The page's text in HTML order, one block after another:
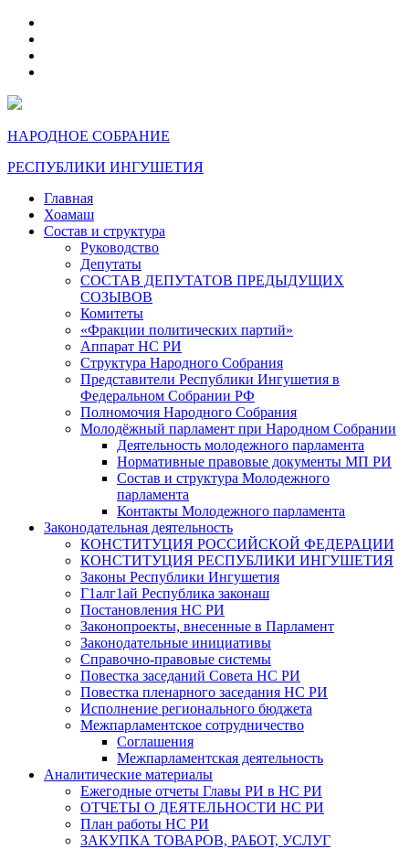
НАРОДНОЕ СОБРАНИЕ
РЕСПУБЛИКИ ИНГУШЕТИЯ
Главная
Хоамаш
Состав и структура
Руководство
Депутаты
СОСТАВ ДЕПУТАТОВ ПРЕДЫДУЩИХ
СОЗЫВОВ
Комитеты
«Фракции политических партий»
Аппарат НС РИ
Структура Народного Собрания
Представители Республики Ингушетия в
Федеральном Собрании РФ
Полномочия Народного Собрания
Молодёжный парламент при Народном Собрании
Деятельность молодежного парламента
Нормативные правовые документы МП РИ
Состав и структура Молодежного
парламента
Контакты Молодежного парламента
Законодательная деятельность
КОНСТИТУЦИЯ РОССИЙСКОЙ ФЕДЕРАЦИИ
КОНСТИТУЦИЯ РЕСПУБЛИКИ ИНГУШЕТИЯ
Законы Республики Ингушетия
Г1алг1ай Республика законаш
Постановления НС РИ
Законопроекты, внесенные в Парламент
Законодательные инициативы
Справочно-правовые системы
Повестка заседаний Совета НС РИ
Повестка пленарного заседания НС РИ
Исполнение регионального бюджета
Межпарламентское сотрудничество
Соглашения
Межпарламентская деятельность
Аналитические материалы
Ежегодные отчеты Главы РИ в НС РИ
ОТЧЕТЫ О ДЕЯТЕЛЬНОСТИ НС РИ
План работы НС РИ
ЗАКУПКА ТОВАРОВ, РАБОТ, УСЛУГ